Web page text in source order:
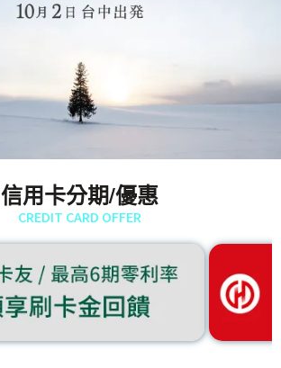
信用卡分期/優惠
CREDIT CARD OFFER